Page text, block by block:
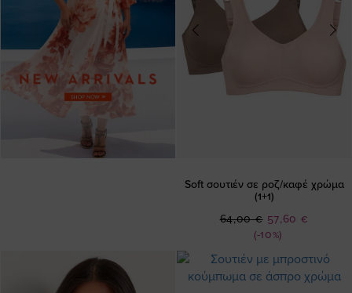
Soft σουτιέν σε ροζ/καφέ χρώμα
(1+1)
(-10%)
Ειδική
Τιμή
57,60 €
64,00 €